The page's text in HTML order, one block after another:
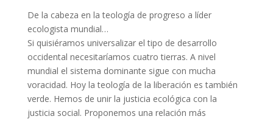
De la cabeza en la teología de progreso a líder
ecologista mundial…
Si quisiéramos universalizar el tipo de desarrollo
occidental necesitaríamos cuatro tierras. A nivel
mundial el sistema dominante sigue con mucha
voracidad. Hoy la teología de la liberación es también
verde. Hemos de unir la justicia ecológica con la
justicia social. Proponemos una relación más